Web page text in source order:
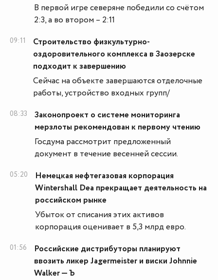
В первой игре северяне победили со счётом
2:3, а во втором – 2:11
09:11
Строительство физкультурно-
оздоровительного комплекса в Заозерске
подходит к завершению
Сейчас на объекте завершаются отделочные
работы, устройство входных групп/
08:33
Законопроект о системе мониторинга
мерзлоты рекомендован к первому чтению
Госдума рассмотрит предложенный
документ в течение весенней сессии.
05:20
Немецкая нефтегазовая корпорация
Wintershall Dea прекращает деятельность на
российском рынке
Убыток от списания этих активов
корпорация оценивает в 5,3 млрд евро.
01:56
Российские дистрибуторы планируют
ввозить ликер Jagermeister и виски Johnnie
Walker — Ъ